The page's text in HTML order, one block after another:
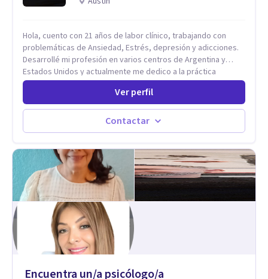
Hola, cuento con 21 años de labor clínico, trabajando con
problemáticas de Ansiedad, Estrés, depresión y adicciones.
Desarrollé mi profesión en varios centros de Argentina y
Estados Unidos y actualmente me dedico a la práctica
privada. Utilizo terapias cognitivas conductuales basadas en
evidencia científica con comprobados resultados. Los
objetivos terapéuticos están centrados en brindar
herramientas concretas para el cambio, que permitan
desarrollar nuevas habilidades y estrategias basadas en la
Ver perfil
Contactar
Encuentra un/a psicólogo/a